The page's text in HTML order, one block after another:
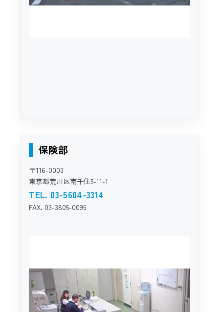
保険部
〒116-0003
東京都荒川区南千住5-11-1
TEL. 03-5604-3314
FAX. 03-3805-0095